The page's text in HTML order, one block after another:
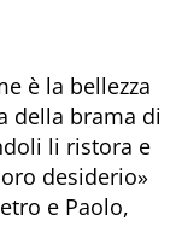
è la bellezza
della brama di
li ristora e
desiderio»
e Paolo,